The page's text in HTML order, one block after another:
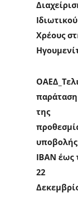
Ιδιωτικού
Χρέους
παράταση
της
υποβολής
ΙΒΑΝ έως
22